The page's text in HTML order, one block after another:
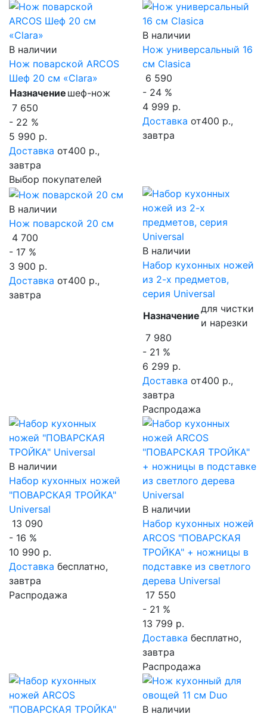
В наличии
Нож поварской ARCOS
Шеф 20 см «Clara»
Назначение шеф-нож
7 650
- 22 %
5 990 р.
Доставка от400 р.,
завтра
Выбор покупателей
В наличии
Нож универсальный 16
см Clasica
6 590
- 24 %
4 999 р.
Доставка от400 р.,
завтра
В наличии
Нож поварской 20 см
4 700
- 17 %
3 900 р.
Доставка от400 р.,
завтра
В наличии
Набор кухонных ножей
из 2-х предметов,
серия Universal
Назначение
для чистки
и нарезки
7 980
- 21 %
6 299 р.
Доставка от400 р.,
завтра
Распродажа
В наличии
Набор кухонных ножей
"ПОВАРСКАЯ ТРОЙКА"
Universal
13 090
- 16 %
10 990 р.
Доставка бесплатно,
завтра
Распродажа
В наличии
Набор кухонных ножей
ARCOS "ПОВАРСКАЯ
ТРОЙКА" + ножницы в
подставке из светлого
дерева Universal
17 550
- 21 %
13 799 р.
Доставка бесплатно,
завтра
Распродажа
В наличии